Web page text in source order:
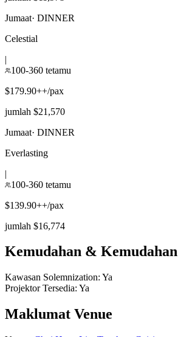
Jumaat· DINNER
Celestial
|
100-360 tetamu
$179.90++/pax
jumlah $21,570
Jumaat· DINNER
Everlasting
|
100-360 tetamu
$139.90++/pax
jumlah $16,774
Kemudahan & Kemudahan
Kawasan Solemnization: Ya
Projektor Tersedia: Ya
Maklumat Venue